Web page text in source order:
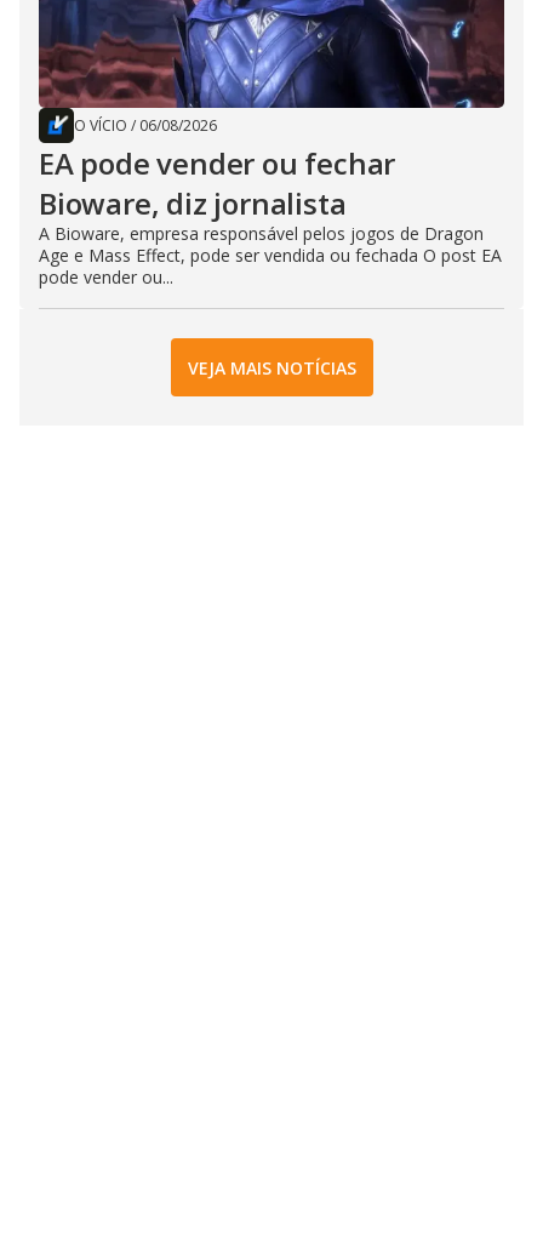
O VÍCIO / 06/08/2026
EA pode vender ou fechar
Bioware, diz jornalista
A Bioware, empresa responsável pelos jogos de Dragon
Age e Mass Effect, pode ser vendida ou fechada O post EA
pode vender ou...
VEJA MAIS NOTÍCIAS